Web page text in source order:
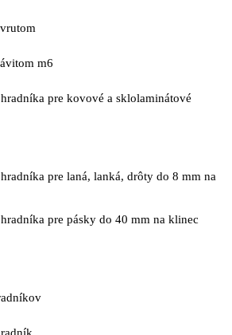
m6
pre kovové a sklolaminátové
pre laná, lanká, drôty do 8 mm na
pre pásky do 40 mm na klinec